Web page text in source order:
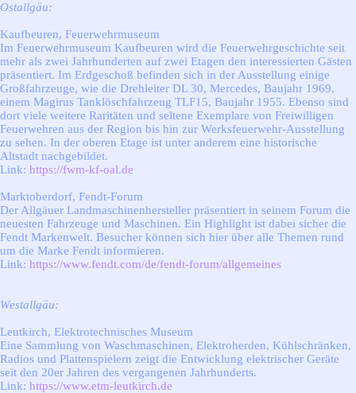
Ostallgäu:
Kaufbeuren, Feuerwehrmuseum
Im Feuerwehrmuseum Kaufbeuren wird die Feuerwehrgeschichte seit
mehr als zwei Jahrhunderten auf zwei Etagen den interessierten Gästen
präsentiert. Im Erdgeschoß befinden sich in der Ausstellung einige
Großfahrzeuge, wie die Drehleiter DL 30, Mercedes, Baujahr 1969,
einem Magirus Tanklöschfahrzeug TLF15, Baujahr 1955. Ebenso sind
dort viele weitere Raritäten und seltene Exemplare von Freiwilligen
Feuerwehren aus der Region bis hin zur Werksfeuerwehr-Ausstellung
zu sehen. In der oberen Etage ist unter anderem eine historische
Altstadt nachgebildet.
Link: https://fwm-kf-oal.de
Marktoberdorf, Fendt-Forum
Der Allgäuer Landmaschinenhersteller präsentiert in seinem Forum die
neuesten Fahrzeuge und Maschinen. Ein Highlight ist dabei sicher die
Fendt Markenwelt. Besucher können sich hier über alle Themen rund
um die Marke Fendt informieren.
Link: https://www.fendt.com/de/fendt-forum/allgemeines
Westallgäu:
Leutkirch, Elektrotechnisches Museum
Eine Sammlung von Waschmaschinen, Elektroherden, Kühlschränken,
Radios und Plattenspielern zeigt die Entwicklung elektrischer Geräte
seit den 20er Jahren des vergangenen Jahrhunderts.
Link: https://www.etm-leutkirch.de